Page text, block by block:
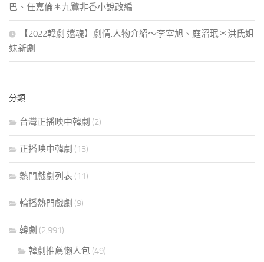
巴、任嘉倫＊九鷺非香小說改編
【2022韓劇 還魂】劇情.人物介紹～李宰旭、庭沼珉＊洪氏姐
妹新劇
分類
台灣正播映中韓劇 (2)
正播映中韓劇 (13)
熱門戲劇列表 (11)
輪播熱門戲劇 (9)
韓劇 (2,991)
韓劇推薦懶人包 (49)